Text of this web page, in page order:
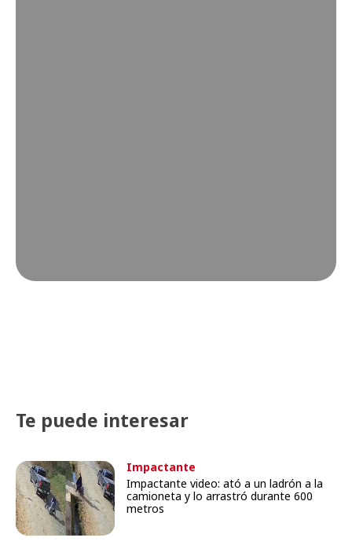
Te puede interesar
Impactante
Impactante video: ató a un ladrón a la
camioneta y lo arrastró durante 600
metros